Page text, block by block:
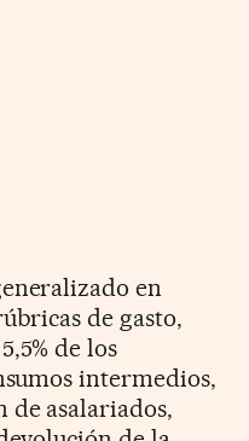
en
de gasto,
de los
intermedios,
de asalariados,